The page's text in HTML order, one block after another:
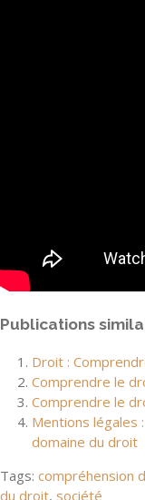
Publications
Droit :
Comprendre le
Comprendre le
Mentions légales
domaine du droit
Tags: compréhension
du droit, société